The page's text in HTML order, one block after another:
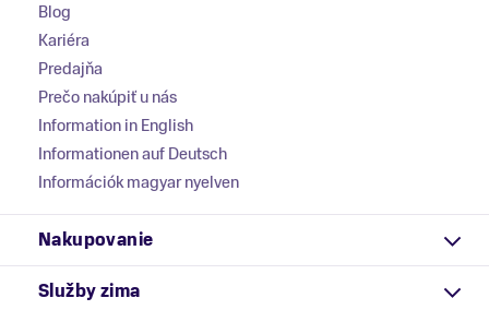
Blog
Kariéra
Predajňa
Prečo nakúpiť u nás
Information in English
Informationen auf Deutsch
Információk magyar nyelven
Nakupovanie
Služby zima